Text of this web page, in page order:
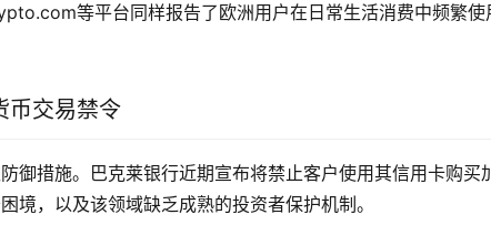
等平台同样报告了欧洲用户在日常生活消费中频繁使
币交易禁令
御措施。巴克莱银行近期宣布将禁止客户使用其信用卡购买
境，以及该领域缺乏成熟的投资者保护机制。